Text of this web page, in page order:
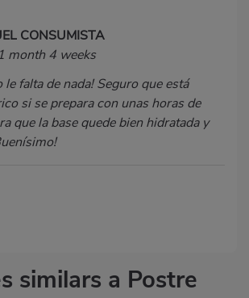
CONSUMISTA
month 4 weeks
le falta de nada! Seguro que está
si se prepara con unas horas de
que la base quede bien hidratada y
similars a Postre